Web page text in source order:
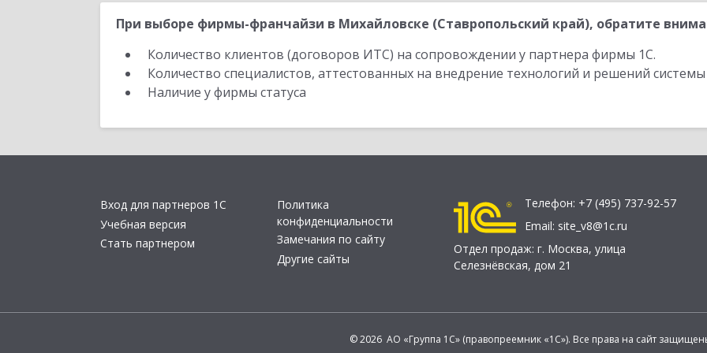
При выборе фирмы-франчайзи в Михайловске (Ставропольский край), обратите
Количество клиентов (договоров ИТС) на сопровождении у партнера фирмы 1С.
Количество специалистов, аттестованных на внедрение технологий и решений
Наличие у фирмы статуса
Вход для партнеров 1С
Учебная версия
Стать партнером
Политика
конфиденциальности
Замечания по сайту
Другие сайты
Телефон: +7 (495) 737-92-57
Email: site_v8@1c.ru
Отдел продаж: г. Москва, улица
Селезнёвская, дом 21
© 2026 АО «Группа 1С» (правопреемник «1С»). Все права на сайт